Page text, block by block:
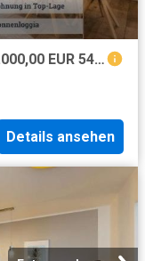
Wohnung zum Kaufen in Hürth 269.000,00 EUR 54.02 m²
Details ansehen